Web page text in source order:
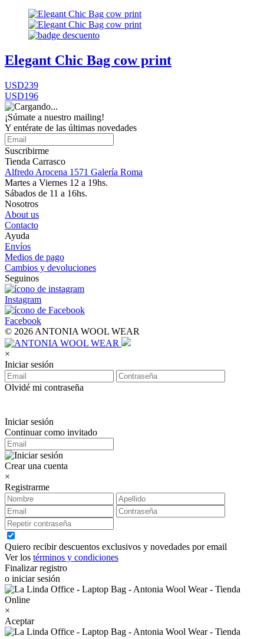
Elegant Chic Bag cow print
USD239
USD196
¡Súmate a nuestro mailing!
Y entérate de las últimas novedades
Suscribirme
Tienda Carrasco
Alfredo Arocena 1571 Galería Roma
Martes a Viernes 12 a 19hs.
Sábados de 11 a 16hs.
Nosotros
About us
Contacto
Ayuda
Envíos
Medios de pago
Cambios y devoluciones
Seguinos
Instagram
Facebook
© 2026 ANTONIA WOOL WEAR
×
Iniciar sesión
Olvidé mi contraseña
Iniciar sesión
Continuar como invitado
Crear una cuenta
×
Registrarme
Quiero recibir descuentos exclusivos y novedades por email
Ver los términos y condiciones
Finalizar registro
o iniciar sesión
×
Aceptar